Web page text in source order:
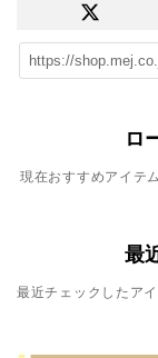
ロ
現在おすすめアイテ
最
最近チェックしたア